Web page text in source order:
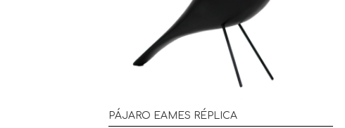
PÁJARO EAMES RÉPLICA